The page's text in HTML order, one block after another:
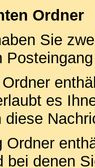
Ordner
Sie
es
diese
Ordner
bei denen